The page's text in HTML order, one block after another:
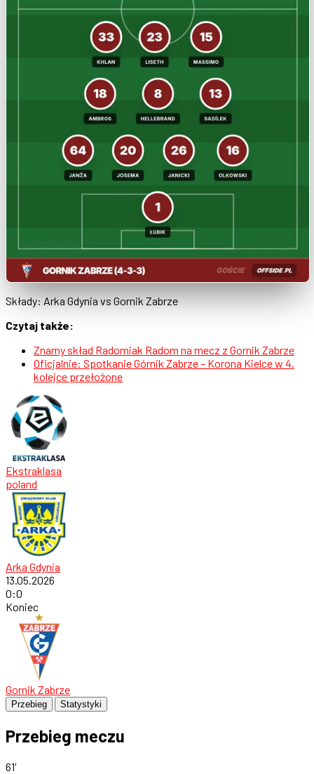
Składy: Arka Gdynia vs Gornik Zabrze
Czytaj także:
Znamy skład Radomiak Radom na mecz z Gornik Zabrze
Oficjalnie: Spotkanie Górnik Zabrze – Korona Kielce w 4.
kolejce przełożone
Ekstraklasa
poland
Arka Gdynia
13.05.2026
0:0
Koniec
Gornik Zabrze
Przebieg Statystyki
Przebieg meczu
61'